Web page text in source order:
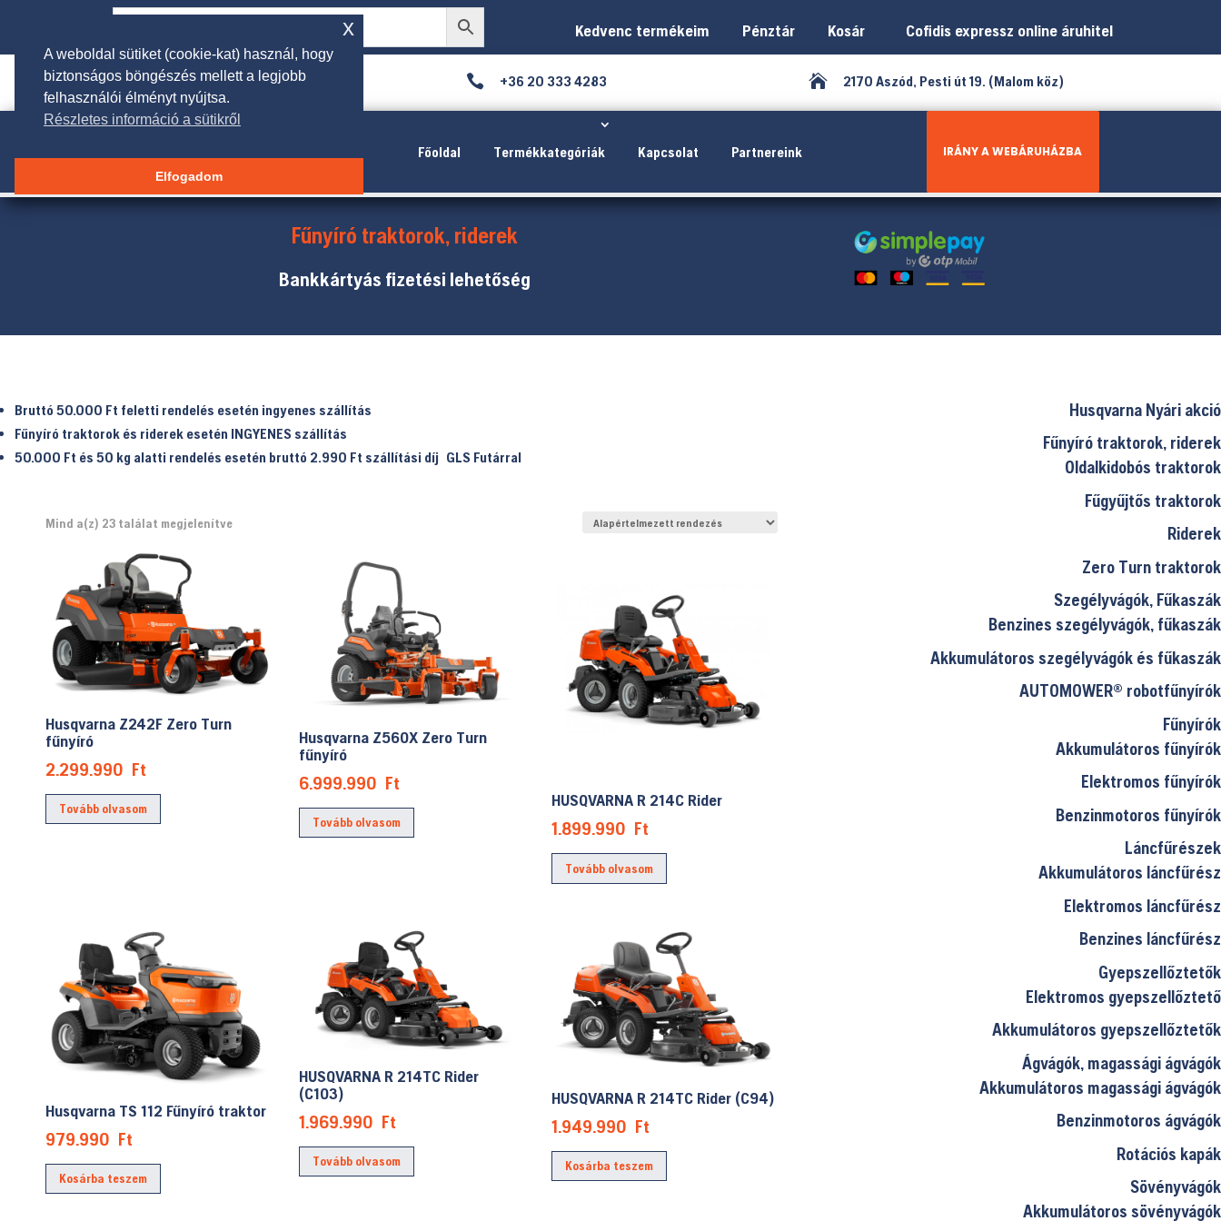
Kedvenc termékeim Pénztár Kosár Cofidis expressz online áruhitel
 rendeles@galgakertigep.hu  +36 20 333 4283  2170 Aszód, Pesti út 19. (Malom köz)
Főoldal Termékkategóriák Kapcsolat Partnereink IRÁNY A WEBÁRUHÁZBA
Fűnyíró traktorok, riderek
Bankkártyás fizetési lehetőség
Bruttó 50.000 Ft feletti rendelés esetén ingyenes szállítás
Fűnyíró traktorok és riderek esetén INGYENES szállítás
50.000 Ft és 50 kg alatti rendelés esetén bruttó 2.990 Ft szállítási díj GLS Futárral
Mind a(z) 23 találat megjelenítve
Husqvarna Z242F Zero Turn
fűnyíró
2.299.990 Ft
Tovább olvasom
Husqvarna Z560X Zero Turn
fűnyíró
6.999.990 Ft
Tovább olvasom
HUSQVARNA R 214C Rider
1.899.990 Ft
Tovább olvasom
Husqvarna TS 112 Fűnyíró traktor
979.990 Ft
Kosárba teszem
HUSQVARNA R 214TC Rider
(C103)
1.969.990 Ft
Tovább olvasom
HUSQVARNA R 214TC Rider (C94)
1.949.990 Ft
Kosárba teszem
Husqvarna Nyári akció
Fűnyíró traktorok, riderek
Oldalkidobós traktorok
Fűgyűjtős traktorok
Riderek
Zero Turn traktorok
Szegélyvágók, Fűkaszák
Benzines szegélyvágók, fűkaszák
Akkumulátoros szegélyvágók és fűkaszák
AUTOMOWER® robotfűnyírók
Fűnyírók
Akkumulátoros fűnyírók
Elektromos fűnyírók
Benzinmotoros fűnyírók
Láncfűrészek
Akkumulátoros láncfűrész
Elektromos láncfűrész
Benzines láncfűrész
Gyepszellőztetők
Elektromos gyepszellőztető
Akkumulátoros gyepszellőztetők
Ágvágók, magassági ágvágók
Akkumulátoros magassági ágvágók
Benzinmotoros ágvágók
Rotációs kapák
Sövényvágók
Akkumulátoros sövényvágók
A weboldal sütiket (cookie-kat) használ, hogy
biztonságos böngészés mellett a legjobb
felhasználói élményt nyújtsa.
Részletes információ a sütikről
Elfogadom
x